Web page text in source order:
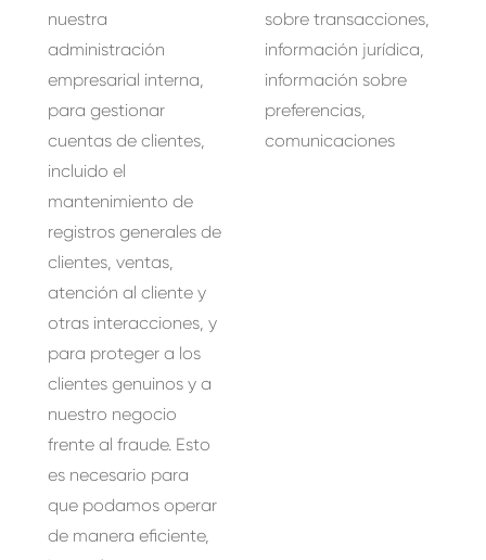
nuestra
administración
empresarial interna,
para gestionar
cuentas de clientes,
incluido el
mantenimiento de
registros generales de
clientes, ventas,
atención al cliente y
otras interacciones, y
para proteger a los
clientes genuinos y a
nuestro negocio
frente al fraude. Esto
es necesario para
que podamos operar
de manera eficiente,
sobre transacciones,
información jurídica,
información sobre
preferencias,
comunicaciones